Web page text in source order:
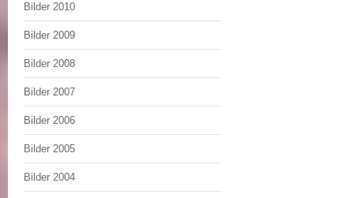
Bilder 2010
Bilder 2009
Bilder 2008
Bilder 2007
Bilder 2006
Bilder 2005
Bilder 2004